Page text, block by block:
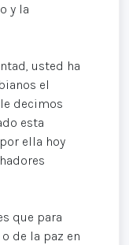
y la
usted ha
el
decimos
esta
ella hoy
que para
de la paz en